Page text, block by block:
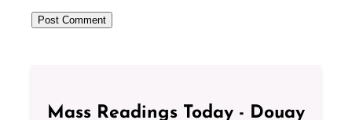
Mass Readings Today - Douay